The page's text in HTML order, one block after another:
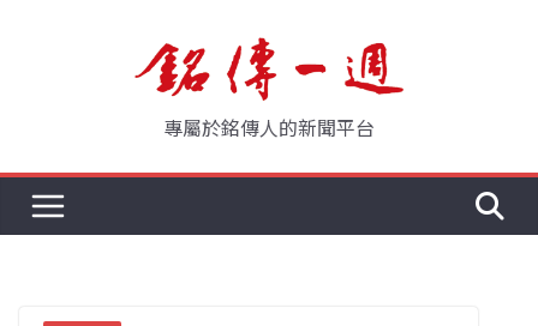
專屬於銘傳人的新聞平台